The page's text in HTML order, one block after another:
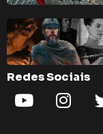
Redes Sociais